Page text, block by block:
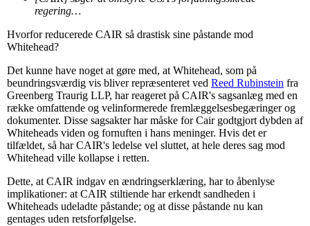
regering…
Hvorfor reducerede CAIR så drastisk sine påstande mod
Whitehead?
Det kunne have noget at gøre med, at Whitehead, som på
beundringsværdig vis bliver repræsenteret ved Reed Rubinstein fra
Greenberg Traurig LLP, har reageret på CAIR's sagsanlæg med en
række omfattende og velinformerede fremlæggelsesbegæringer og
dokumenter. Disse sagsakter har måske for Cair godtgjort dybden af
Whiteheads viden og fornuften i hans meninger. Hvis det er
tilfældet, så har CAIR's ledelse vel sluttet, at hele deres sag mod
Whitehead ville kollapse i retten.
Dette, at CAIR indgav en ændringserklæring, har to åbenlyse
implikationer: at CAIR stiltiende har erkendt sandheden i
Whiteheads udeladte påstande; og at disse påstande nu kan
gentages uden retsforfølgelse.